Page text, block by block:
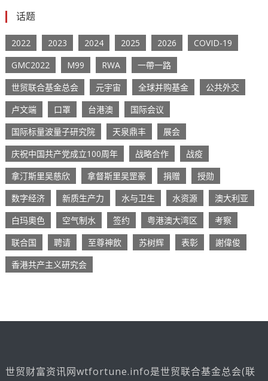
话题
2022 2023 2024 2025 2026
COVID-19
GMC2022
M99 RWA
一帶一路
世贸联合基金总会
元宇宙 全球并购基金
公共外交
卢文端
口罩 台港澳
国际会议
国际标量波量子研究院
天泉鼎丰
展会
庆祝中国共产党成立100周年
战略合作
战疫
拿汀斯里吴慈欣
拿督斯里吴罡豪 捐赠
授勋
数字经济
新质生产力 水与卫生 水资源
澳大利亚
白玛奧色
空气制水 签约 粤港澳大湾区
考察
联合国
聘请 至尊神飲 苏树辉 表彰
謝偉俊
香港共产主义研究会
世贸财富资讯网wtfortune.info是世贸联合基金总会(联